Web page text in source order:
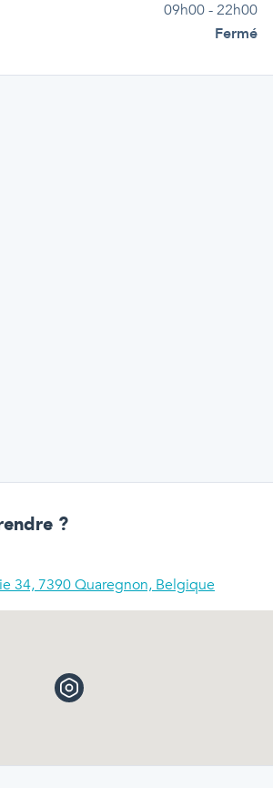
09h00 - 22h00
Fermé
?
34, 7390 Quaregnon, Belgique